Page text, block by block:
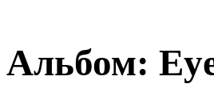
Альбом: